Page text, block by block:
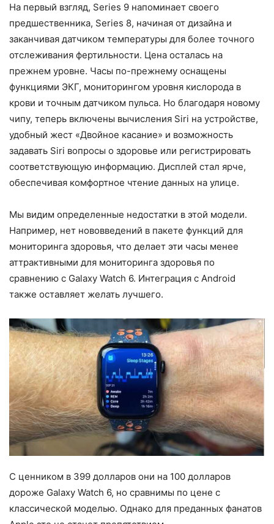
На первый взгляд, Series 9 напоминает своего
предшественника, Series 8, начиная от дизайна и
заканчивая датчиком температуры для более точного
отслеживания фертильности. Цена осталась на
прежнем уровне. Часы по-прежнему оснащены
функциями ЭКГ, мониторингом уровня кислорода в
крови и точным датчиком пульса. Но благодаря новому
чипу, теперь включены вычисления Siri на устройстве,
удобный жест «Двойное касание» и возможность
задавать Siri вопросы о здоровье или регистрировать
соответствующую информацию. Дисплей стал ярче,
обеспечивая комфортное чтение данных на улице.
Мы видим определенные недостатки в этой модели.
Например, нет нововведений в пакете функций для
мониторинга здоровья, что делает эти часы менее
аттрактивными для мониторинга здоровья по
сравнению с Galaxy Watch 6. Интеграция с Android
также оставляет желать лучшего.
С ценником в 399 долларов они на 100 долларов
дороже Galaxy Watch 6, но сравнимы по цене с
классической моделью. Однако для преданных фанатов